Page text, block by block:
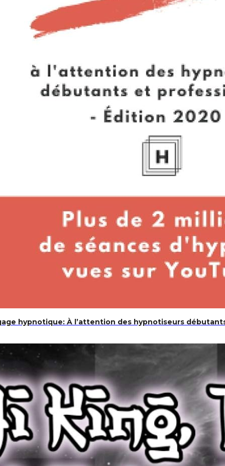
hypnotique: À l’attention des hypnotiseurs